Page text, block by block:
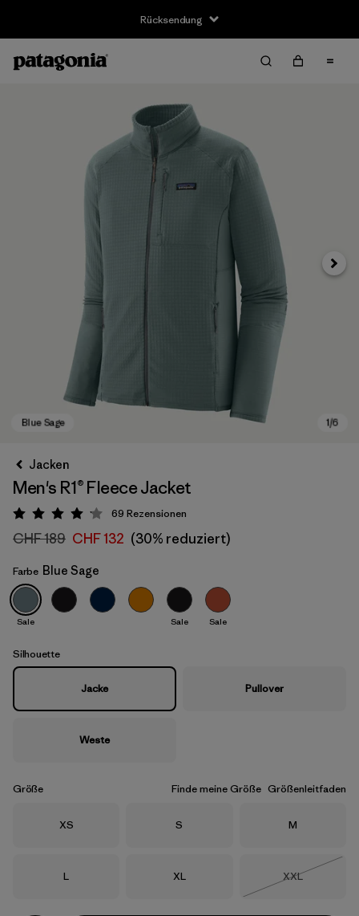
Rücksendung
Blue Sage
Jacken
Men's R1® Fleece Jacket
Bewertung: 4.1 / 5
69 Rezensionen
CHF 189 CHF 132 (30% reduziert)
Farbe Blue Sage
Sale Sale Sale
Silhouette
Jacke Pullover
Weste
Größe Finde meine Größe Größenleitfaden
Größe
XS Größe
S Größe
M
Größe
L Größe
XL Größe
XXL